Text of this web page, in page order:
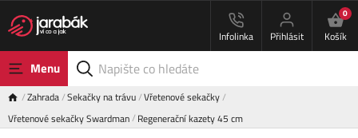
Infolinka Přihlásit
0
Košík
Menu
Zahrada Sekačky na trávu Vřetenové sekačky
Vřetenové sekačky Swardman Regenerační kazety 45 cm